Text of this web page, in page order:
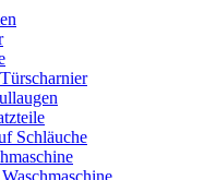
Schläuche